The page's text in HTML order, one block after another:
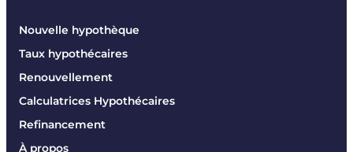
Nouvelle hypothèque
Taux hypothécaires
Renouvellement
Calculatrices Hypothécaires
Refinancement
À propos